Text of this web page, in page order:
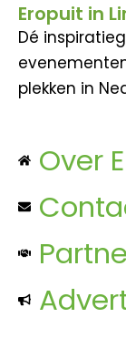
Eropuit in
Dé
plekken in
Over